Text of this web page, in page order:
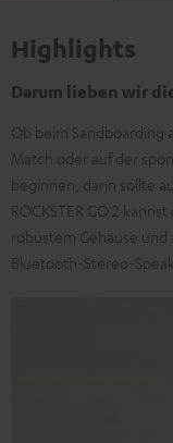
Highlights
Darum lieben wir
Ob beim Sandboarding
Match oder auf der
beginnen, dann sollte
ROCKSTER GO 2
robustem Gehäuse
Bluetooth-Stereo-